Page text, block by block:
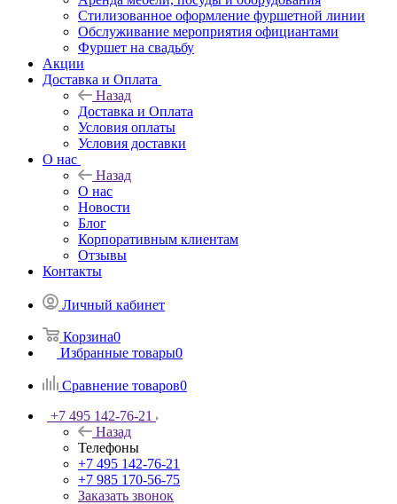
Стилизованное оформление фуршетной линии
Обслуживание мероприятия официантами
Фуршет на свадьбу
Акции
Доставка и Оплата
Назад
Доставка и Оплата
Условия оплаты
Условия доставки
О нас
Назад
О нас
Новости
Блог
Корпоративным клиентам
Отзывы
Контакты
Личный кабинет
Корзина0
Избранные товары0
Сравнение товаров0
+7 495 142-76-21
Назад
Телефоны
+7 495 142-76-21
+7 985 170-56-75
Заказать звонок